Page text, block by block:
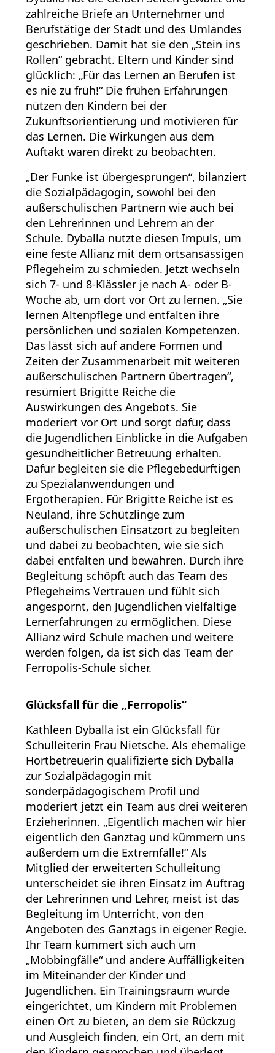
zahlreiche Briefe an Unternehmer und
Berufstätige der Stadt und des Umlandes
geschrieben. Damit hat sie den „Stein ins
Rollen“ gebracht. Eltern und Kinder sind
glücklich: „Für das Lernen an Berufen ist
es nie zu früh!“ Die frühen Erfahrungen
nützen den Kindern bei der
Zukunftsorientierung und motivieren für
das Lernen. Die Wirkungen aus dem
Auftakt waren direkt zu beobachten.
„Der Funke ist übergesprungen“, bilanziert
die Sozialpädagogin, sowohl bei den
außerschulischen Partnern wie auch bei
den Lehrerinnen und Lehrern an der
Schule. Dyballa nutzte diesen Impuls, um
eine feste Allianz mit dem ortsansässigen
Pflegeheim zu schmieden. Jetzt wechseln
sich 7- und 8-Klässler je nach A- oder B-
Woche ab, um dort vor Ort zu lernen. „Sie
lernen Altenpflege und entfalten ihre
persönlichen und sozialen Kompetenzen.
Das lässt sich auf andere Formen und
Zeiten der Zusammenarbeit mit weiteren
außerschulischen Partnern übertragen“,
resümiert Brigitte Reiche die
Auswirkungen des Angebots. Sie
moderiert vor Ort und sorgt dafür, dass
die Jugendlichen Einblicke in die Aufgaben
gesundheitlicher Betreuung erhalten.
Dafür begleiten sie die Pflegebedürftigen
zu Spezialanwendungen und
Ergotherapien. Für Brigitte Reiche ist es
Neuland, ihre Schützlinge zum
außerschulischen Einsatzort zu begleiten
und dabei zu beobachten, wie sie sich
dabei entfalten und bewähren. Durch ihre
Begleitung schöpft auch das Team des
Pflegeheims Vertrauen und fühlt sich
angespornt, den Jugendlichen vielfältige
Lernerfahrungen zu ermöglichen. Diese
Allianz wird Schule machen und weitere
werden folgen, da ist sich das Team der
Ferropolis-Schule sicher.
Glücksfall für die „Ferropolis“
Kathleen Dyballa ist ein Glücksfall für
Schulleiterin Frau Nietsche. Als ehemalige
Hortbetreuerin qualifizierte sich Dyballa
zur Sozialpädagogin mit
sonderpädagogischem Profil und
moderiert jetzt ein Team aus drei weiteren
Erzieherinnen. „Eigentlich machen wir hier
eigentlich den Ganztag und kümmern uns
außerdem um die Extremfälle!“ Als
Mitglied der erweiterten Schulleitung
unterscheidet sie ihren Einsatz im Auftrag
der Lehrerinnen und Lehrer, meist ist das
Begleitung im Unterricht, von den
Angeboten des Ganztags in eigener Regie.
Ihr Team kümmert sich auch um
„Mobbingfälle“ und andere Auffälligkeiten
im Miteinander der Kinder und
Jugendlichen. Ein Trainingsraum wurde
eingerichtet, um Kindern mit Problemen
einen Ort zu bieten, an dem sie Rückzug
und Ausgleich finden, ein Ort, an dem mit